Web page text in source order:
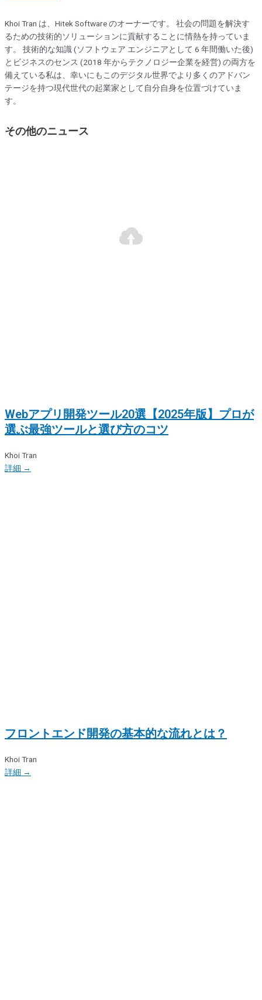
Khoi Tran は、Hitek Software のオーナーです。 社会の問題を解決す
るための技術的ソリューションに貢献することに情熱を持っていま
す。 技術的な知識 (ソフトウェア エンジニアとして 6 年間働いた後)
とビジネスのセンス (2018 年からテクノロジー企業を経営) の両方を
備えている私は、幸いにもこのデジタル世界でより多くのアドバン
テージを持つ現代世代の起業家として自分自身を位置づけていま
す。
その他のニュース
Webアプリ開発ツール20選【2025年版】プロが
選ぶ最強ツールと選び方のコツ
Khoi Tran
詳細 →
フロントエンド開発の基本的な流れとは？
Khoi Tran
詳細 →